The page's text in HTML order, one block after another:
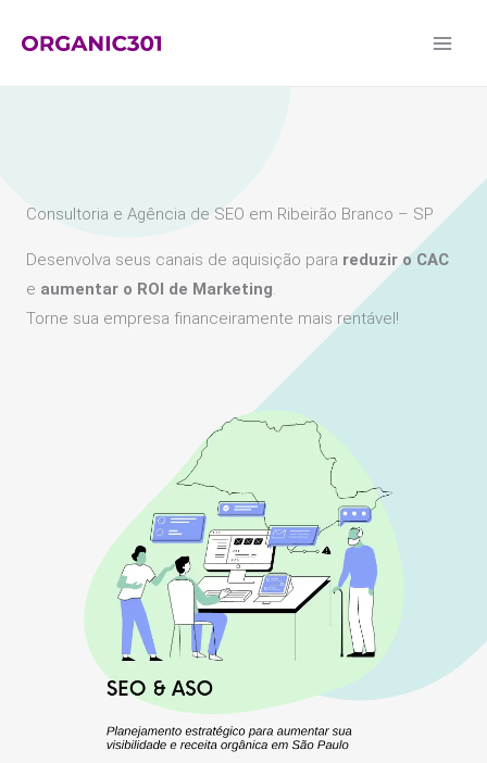
para
Consultoria e Agência de SEO em Ribeirão Branco – SP
Desenvolva seus canais de aquisição para reduzir o CAC
e aumentar o ROI de Marketing.
Torne sua empresa financeiramente mais rentável!